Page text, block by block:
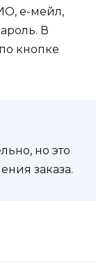
е-мейл,
В
кнопке
но это
заказа.